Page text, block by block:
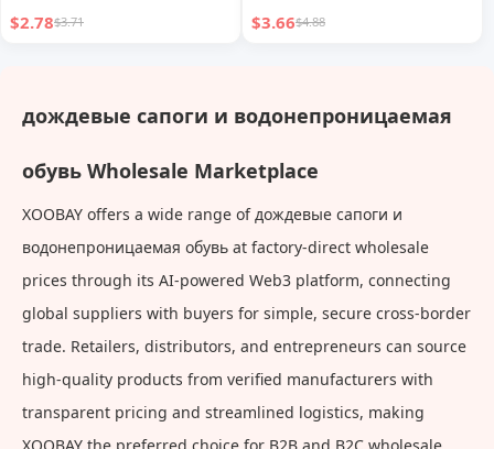
бишон фризе, тедди,
осенних померанских
питомцев
$2.78$3.71
нескользящие мужские
ботинки, женские,
износостойкие, высокие,
$3.66$4.88
дождевые сапоги и водонепроницаемая
обувь Wholesale Marketplace
XOOBAY offers a wide range of дождевые сапоги и
водонепроницаемая обувь at factory-direct wholesale
prices through its AI-powered Web3 platform, connecting
global suppliers with buyers for simple, secure cross-border
trade. Retailers, distributors, and entrepreneurs can source
high-quality products from verified manufacturers with
transparent pricing and streamlined logistics, making